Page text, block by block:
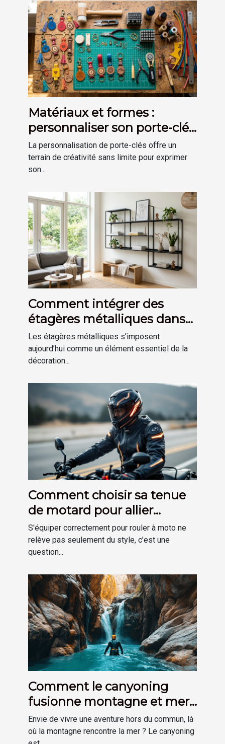
Matériaux et formes :
personnaliser son porte-clés
selon son goût
La personnalisation de porte-clés offre un
terrain de créativité sans limite pour exprimer
son...
Comment intégrer des
étagères métalliques dans
une déco moderne ?
Les étagères métalliques s’imposent
aujourd’hui comme un élément essentiel de la
décoration...
Comment choisir sa tenue
de motard pour allier
sécurité et confort ?
S'équiper correctement pour rouler à moto ne
relève pas seulement du style, c’est une
question...
Comment le canyoning
fusionne montagne et mer
pour une aventure unique ?
Envie de vivre une aventure hors du commun, là
où la montagne rencontre la mer ? Le canyoning